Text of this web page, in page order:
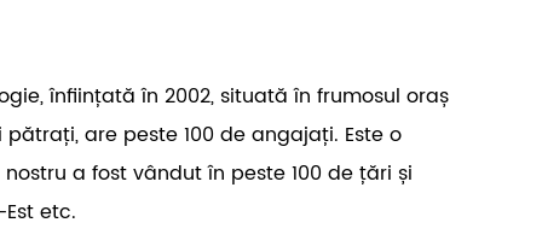
înființată în 2002, situată în frumosul oraș
are peste 100 de angajați. Este o
a fost vândut în peste 100 de țări și
etc.